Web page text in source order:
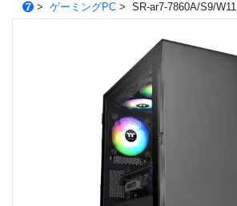
> ゲーミングPC> SR-ar7-7860A/S9/W11